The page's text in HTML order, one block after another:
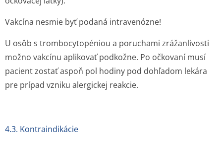
Vakcína nesmie byť podaná intravenózne!
U osôb s trombocytopéniou a poruchami zrážanlivosti
možno vakcínu aplikovať podkožne. Po očkovaní musí
pacient zostať aspoň pol hodiny pod dohľadom lekára
pre prípad vzniku alergickej reakcie.
4.3. Kontraindikácie